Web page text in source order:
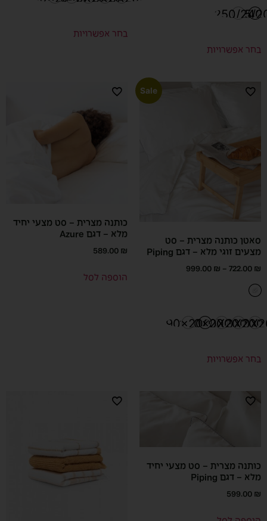
125/
250/240
בחר אפשרויות
בחר אפשרויות
Sale
סאטן כותנה מצרית – סט
מצעים זוגי מלא – דגם Piping
722.00 ₪
–
999.00 ₪
160X200
180X200
200x200
90x200
בחר אפשרויות
כותנה מצרית – סט מצעי יחיד
מלא – דגם Azure
589.00 ₪
הוספה לסל
כותנה מצרית – סט מצעי יחיד
מלא – דגם Piping
599.00 ₪